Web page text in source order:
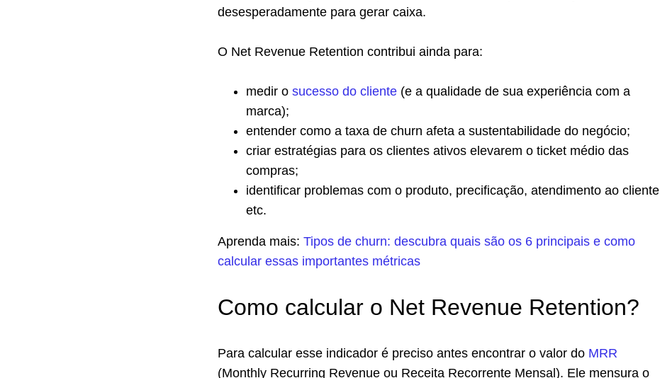
desesperadamente para gerar caixa.
O Net Revenue Retention contribui ainda para:
medir o sucesso do cliente (e a qualidade de sua experiência com a
marca);
entender como a taxa de churn afeta a sustentabilidade do negócio;
criar estratégias para os clientes ativos elevarem o ticket médio das
compras;
identificar problemas com o produto, precificação, atendimento ao cliente
etc.
Aprenda mais: Tipos de churn: descubra quais são os 6 principais e como
calcular essas importantes métricas
Como calcular o Net Revenue Retention?
Para calcular esse indicador é preciso antes encontrar o valor do MRR
(Monthly Recurring Revenue ou Receita Recorrente Mensal). Ele mensura o